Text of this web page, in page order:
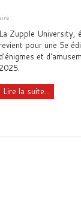
La Zupple University,
revient pour une 5e
d'énigmes et
2025.
Lire la suite...